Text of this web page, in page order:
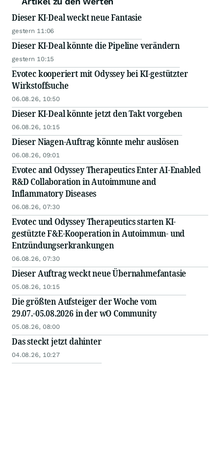
Dieser KI-Deal weckt neue Fantasie
gestern 11:06
Dieser KI-Deal könnte die Pipeline verändern
gestern 10:15
Evotec kooperiert mit Odyssey bei KI-gestützter
Wirkstoffsuche
06.08.26, 10:50
Dieser KI-Deal könnte jetzt den Takt vorgeben
06.08.26, 10:15
Dieser Niagen-Auftrag könnte mehr auslösen
06.08.26, 09:01
Evotec and Odyssey Therapeutics Enter AI-Enabled
R&D Collaboration in Autoimmune and
Inflammatory Diseases
06.08.26, 07:30
Evotec und Odyssey Therapeutics starten KI-
gestützte F&E-Kooperation in Autoimmun- und
Entzündungserkrankungen
06.08.26, 07:30
Dieser Auftrag weckt neue Übernahmefantasie
05.08.26, 10:15
Die größten Aufsteiger der Woche vom
29.07.-05.08.2026 in der wO Community
05.08.26, 08:00
Das steckt jetzt dahinter
04.08.26, 10:27